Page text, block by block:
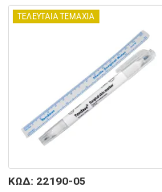
ΤΕΛΕΥΤΑΙΑ ΤΕΜΑΧΙΑ
ΚΩΔ: 22190-05